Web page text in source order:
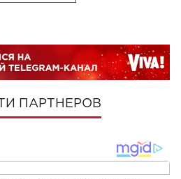
ПАРТНЕРОВ